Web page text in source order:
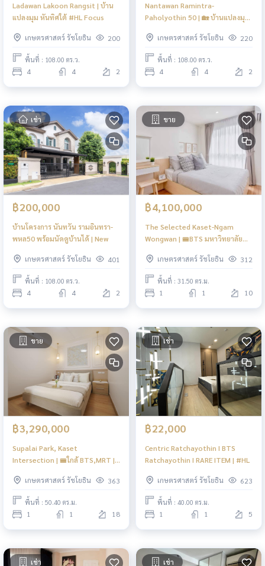
Ladawan Lakoon Rangsit | บ้าน
แปลงมุม หันทิศใต้ #HL Focus
เกษตรศาสตร์ รัชโยธิน 200
พื้นที่ : 108.00 ตร.ว.
4 4 2
Nantawan Ramintra-
Paholyothin 50 | 🏡 บ้านแปลงมุม
เกษตรศาสตร์ รัชโยธิน
220
พื้นที่ : 108.00 ตร.ว.
4 4 2
เช่า
฿200,000
บ้านโครงการ นันทวัน รามอินทรา-
พหล50 พร้อมนัดดูบ้านได้ | New
เกษตรศาสตร์ รัชโยธิน 401
พื้นที่ : 108.00 ตร.ว.
4 4 2
ขาย
฿4,100,000
The Selected Kaset-Ngam
Wongwan | 🚝BTS มหาวิทยาลัย
เกษตรศาสตร์ รัชโยธิน
312
พื้นที่ : 31.50 ตร.ม.
1 1 10
ขาย
฿3,290,000
Supalai Park, Kaset
Intersection | 🚝ใกล้ BTS,MRT |
เกษตรศาสตร์ รัชโยธิน
363
พื้นที่ : 50.40 ตร.ม.
1 1 18
เช่า
฿22,000
Centric Ratchayothin I BTS
Ratchayothin I RARE ITEM | #HL
เกษตรศาสตร์ รัชโยธิน 623
พื้นที่ : 40.00 ตร.ม.
1 1 5
เช่า เช่า